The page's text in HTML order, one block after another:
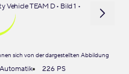
sich von der dargestellten Abbildung
Automatik 226 PS